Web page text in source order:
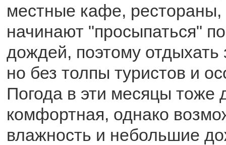
местные кафе, рестораны,
начинают "просыпаться"
дождей, поэтому
но без толпы туристов и
Погода в эти месяцы тоже
комфортная, однако
влажность и небольшие